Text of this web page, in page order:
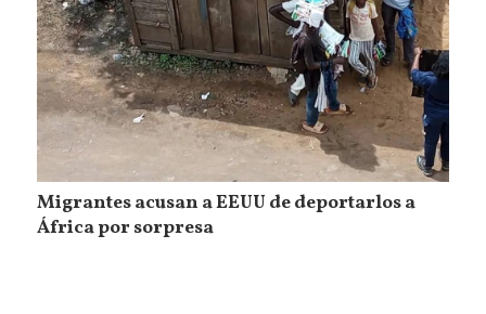
Migrantes acusan a EEUU de deportarlos a
África por sorpresa